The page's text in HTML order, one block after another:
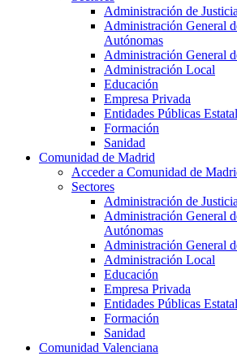
Administración de Justicia
Administración General
Autónomas
Administración General
Administración Local
Educación
Empresa Privada
Entidades Públicas
Formación
Sanidad
Comunidad de Madrid
Acceder a Comunidad de
Sectores
Administración de Justicia
Administración General
Autónomas
Administración General
Administración Local
Educación
Empresa Privada
Entidades Públicas
Formación
Sanidad
Comunidad Valenciana